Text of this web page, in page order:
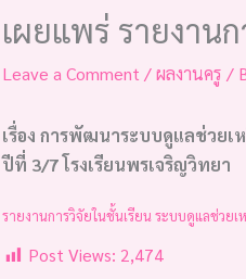
เผยแพร่ รายงาน
Leave a Comment /ผลงานครู /
เรื่อง การพัฒนาระบบดูแลช่วยเห
ปีที่ 3/7 โรงเรียนพรเจริญวิทยา
รายงานการวิจัยในชั้นเรียน ระบบดูแลช่วยเ
Post Views: 2,474